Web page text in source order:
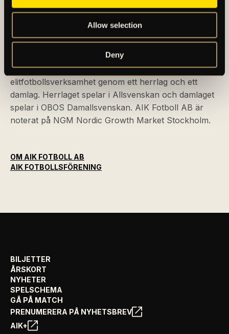
Allow selection
Deny
AIK – SEDAN 1891
AIK Fotboll AB bedriver AIK Fotbollsförenings
elitfotbollsverksamhet genom ett herrlag och ett
damlag. Herrlaget spelar i Allsvenskan och damlaget
spelar i OBOS Damallsvenskan. AIK Fotboll AB är
noterat på NGM Nordic Growth Market Stockholm.
OM AIK FOTBOLL AB
AIK FOTBOLLSFÖRENING
BILJETTER
ÅRSKORT
NYHETER
SPELSCHEMA
GÅ PÅ MATCH
PRENUMERERA PÅ NYHETSBREV
AIK+